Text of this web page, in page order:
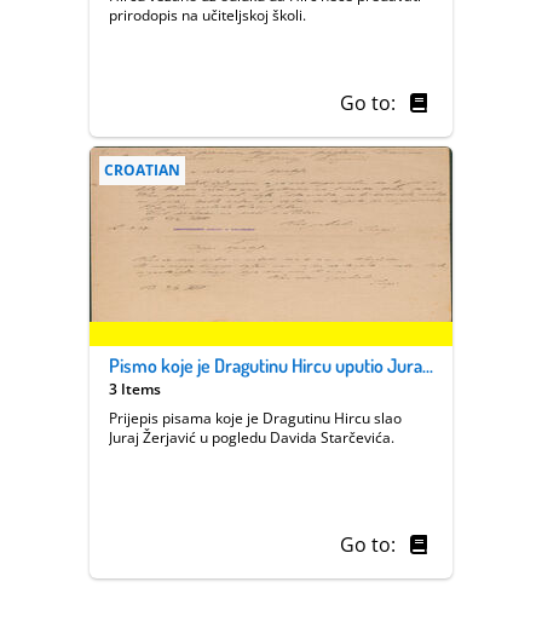
prirodopis na učiteljskoj školi.
Go to:
CROATIAN
Pismo koje je Dragutinu Hircu uputio Juraj Žerjavić
3 Items
Prijepis pisama koje je Dragutinu Hircu slao
Juraj Žerjavić u pogledu Davida Starčevića.
Go to: